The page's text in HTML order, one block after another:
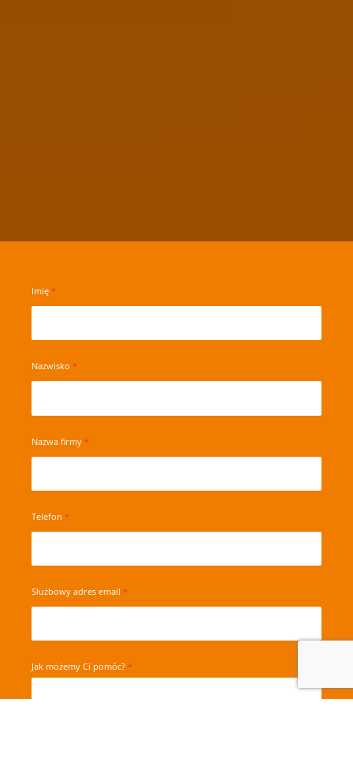
Imię
Nazwisko
Nazwa firmy
Telefon
Służbowy adres email
Jak możemy Ci pomóc?